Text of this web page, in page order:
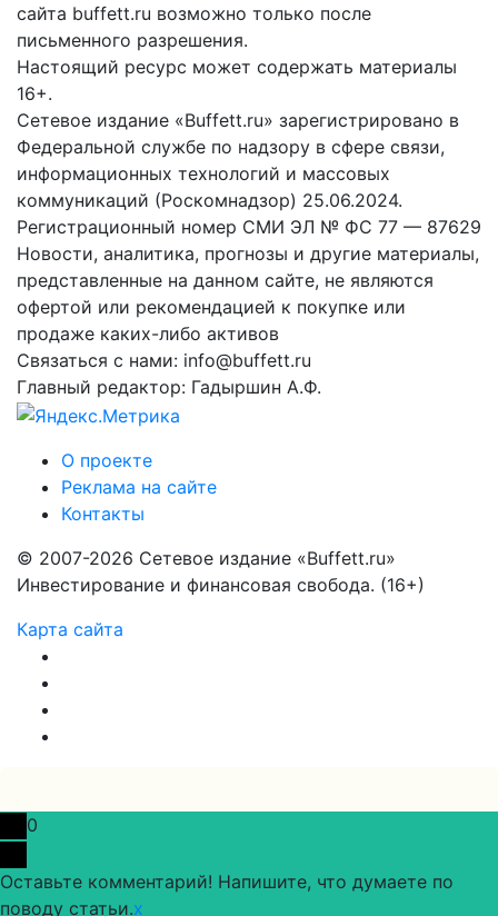
сайта buffett.ru возможно только после
письменного разрешения.
Настоящий ресурс может содержать материалы
16+.
Сетевое издание «Buffett.ru» зарегистрировано в
Федеральной службе по надзору в сфере связи,
информационных технологий и массовых
коммуникаций (Роскомнадзор) 25.06.2024.
Регистрационный номер СМИ ЭЛ № ФС 77 — 87629
Новости, аналитика, прогнозы и другие материалы,
представленные на данном сайте, не являются
офертой или рекомендацией к покупке или
продаже каких-либо активов
Связаться с нами: info@buffett.ru
Главный редактор: Гадыршин А.Ф.
О проекте
Реклама на сайте
Контакты
© 2007-2026 Сетевое издание «Buffett.ru»
Инвестирование и финансовая свобода. (16+)
Карта сайта
0
Оставьте комментарий! Напишите, что думаете по
поводу статьи.x